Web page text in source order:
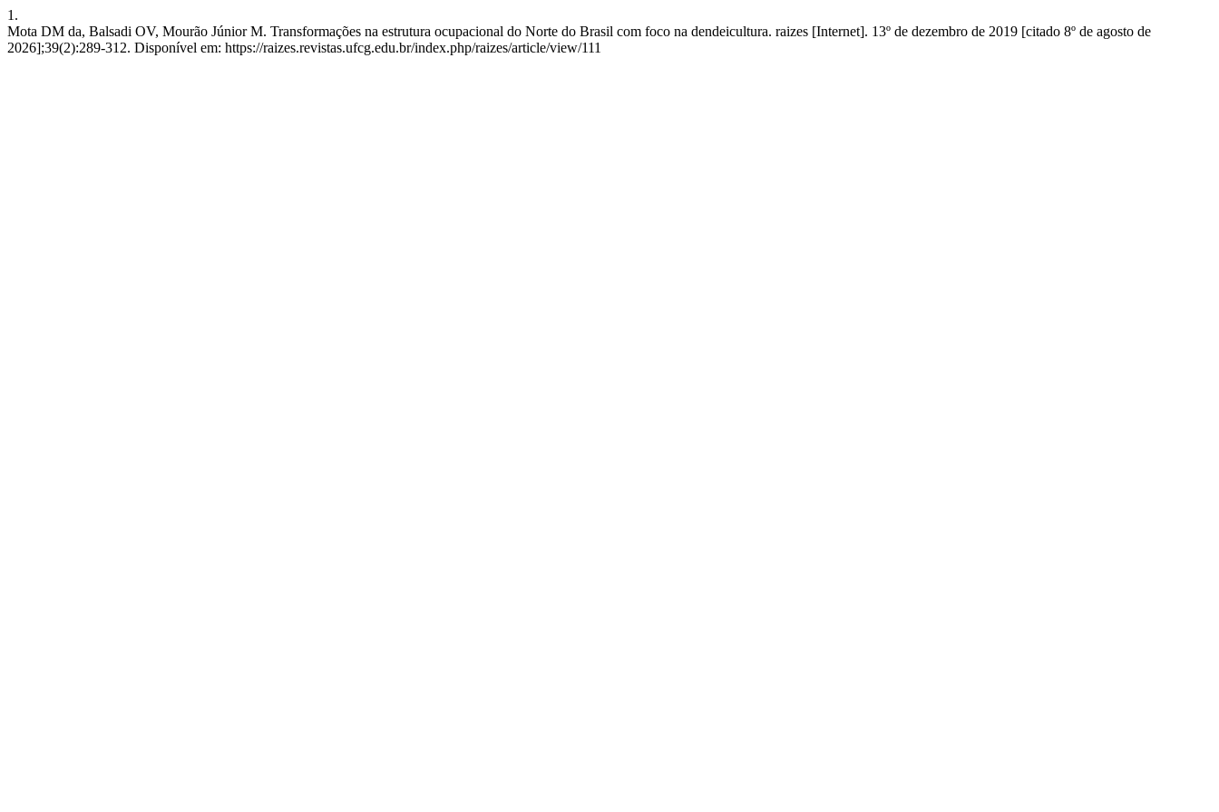
1.
Mota DM da, Balsadi OV, Mourão Júnior M. Transformações na estrutura ocupacional do Norte do Brasil com foco na dendeicultura. raizes [Internet]. 13º de dezembro de 2019 [citado 8º de agosto de
2026];39(2):289-312. Disponível em: https://raizes.revistas.ufcg.edu.br/index.php/raizes/article/view/111